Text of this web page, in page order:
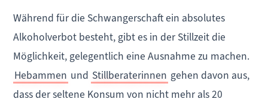
Während für die Schwangerschaft ein absolutes
Alkoholverbot besteht, gibt es in der Stillzeit die
Möglichkeit, gelegentlich eine Ausnahme zu machen.
Hebammen und Stillberaterinnen gehen davon aus,
dass der seltene Konsum von nicht mehr als 20